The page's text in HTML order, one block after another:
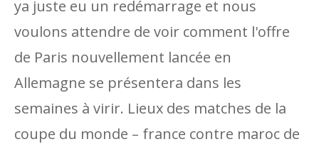
ya juste eu un redémarrage et nous
voulons attendre de voir comment l'offre
de Paris nouvellement lancée en
Allemagne se présentera dans les
semaines à virir. Lieux des matches de la
coupe du monde – france contre maroc de